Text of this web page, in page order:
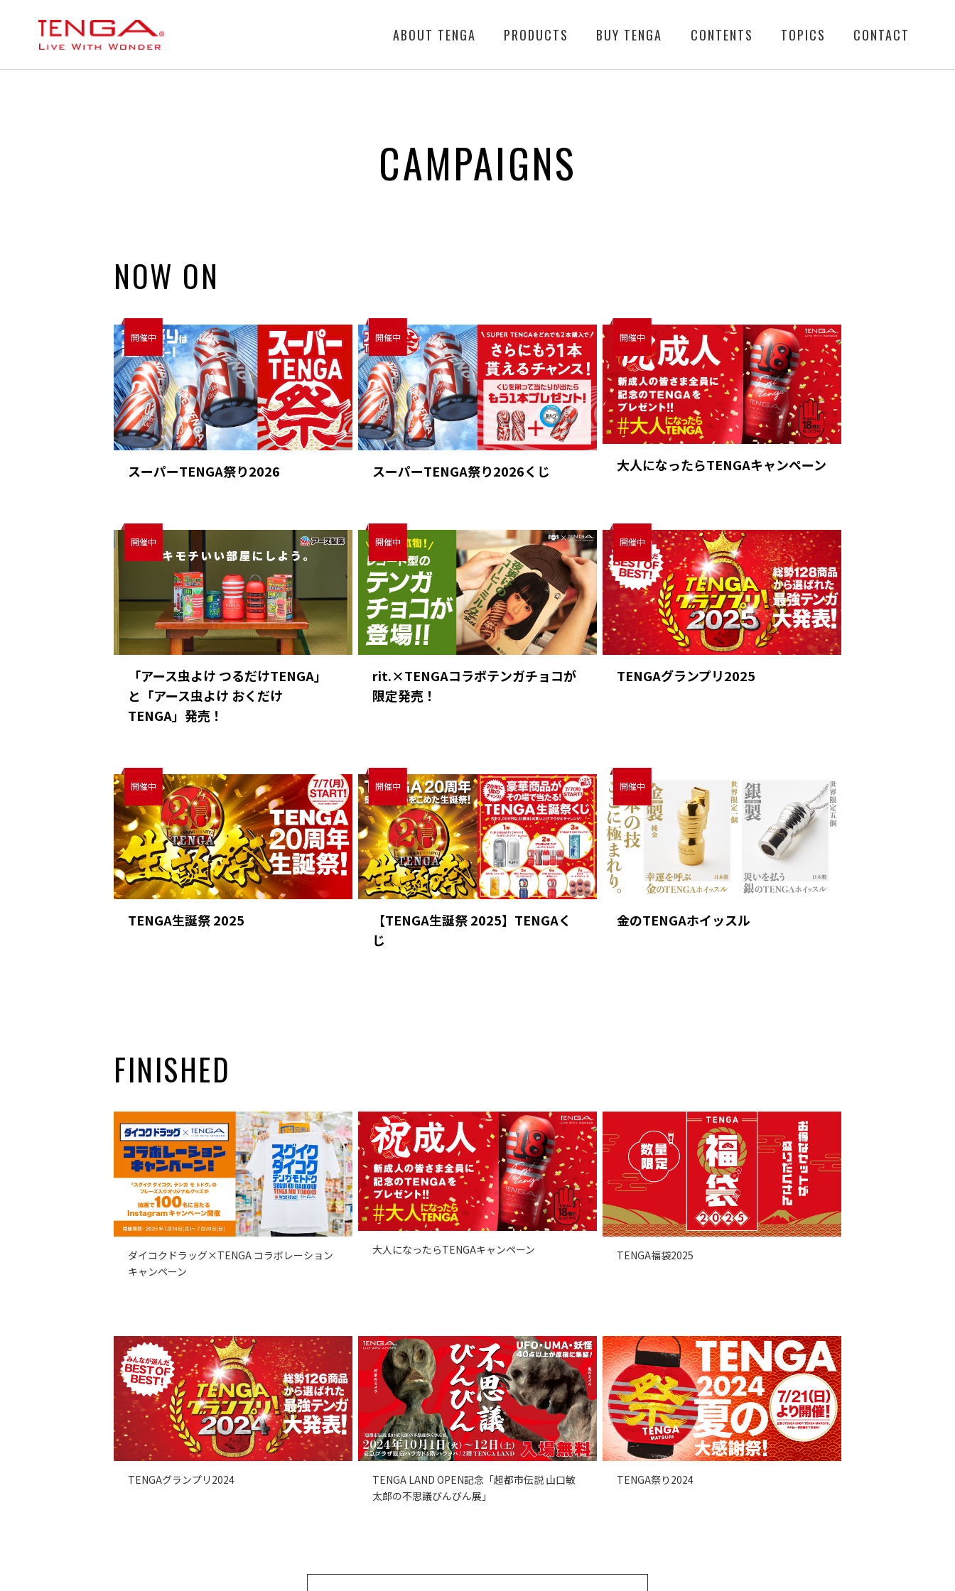
ABOUT TENGA PRODUCTS BUY TENGA CONTENTS TOPICS CONTACT
CAMPAIGNS
NOW ON
スーパーTENGA祭り2026 スーパーTENGA祭り2026くじ 大人になったらTENGAキャンペーン
「アース虫よけ つるだけTENGA」
と「アース虫よけ おくだけ
TENGA」発売！
rit.×TENGAコラボテンガチョコが
限定発売！
TENGAグランプリ2025
TENGA生誕祭 2025
【TENGA生誕祭 2025】TENGAく
じ
金のTENGAホイッスル
FINISHED
ダイコクドラッグ×TENGA コラボレーション
キャンペーン
大人になったらTENGAキャンペーン TENGA福袋2025
TENGAグランプリ2024
TENGA LAND OPEN記念「超都市伝説 山口敏
太郎の不思議びんびん展」
TENGA祭り2024